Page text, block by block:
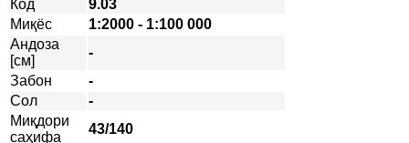
Код
9.03
Миқёс
1:2000 - 1:100 000
Андоза
[см]
-
Забон
-
Сол
-
Миқдори
саҳифа
43/140